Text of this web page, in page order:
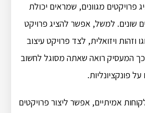
פרויקטים מגוונים, שמראים יכולת
שונים. למשל, אפשר להציג פרויקט
וזהות ויזואלית, לצד פרויקט עיצוב
המעסיק רואה שאתה מסוגל לחשוב
פונקציונליות.
אמיתיים, אפשר ליצור פרויקטים